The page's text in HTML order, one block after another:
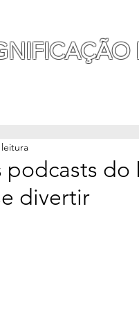
podcasts do
divertir
estrelas.